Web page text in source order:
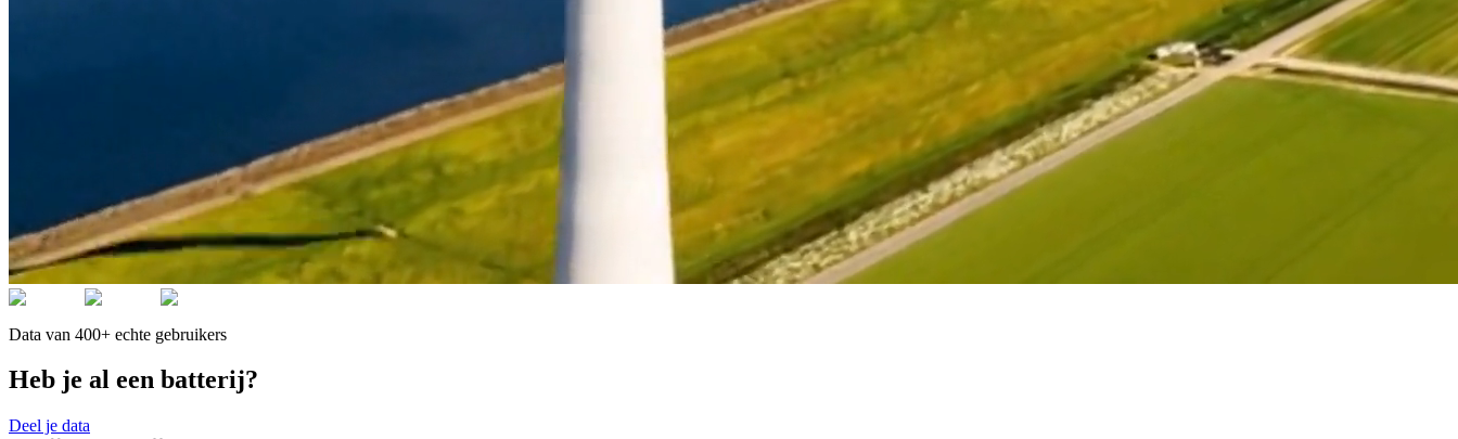
Data van 400+ echte gebruikers
Heb je al een batterij?
Deel je data